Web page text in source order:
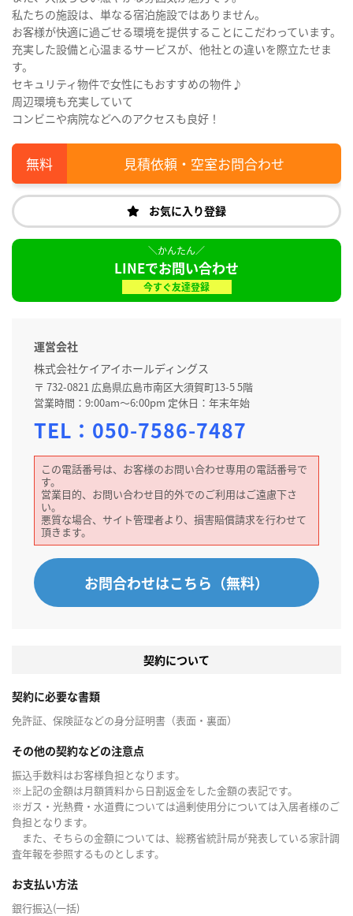
私たちの施設は、単なる宿泊施設ではありません。
お客様が快適に過ごせる環境を提供することにこだわっています。
充実した設備と心温まるサービスが、他社との違いを際立たせま
す。
セキュリティ物件で女性にもおすすめの物件♪
周辺環境も充実していて
コンビニや病院などへのアクセスも良好！
見積依頼・空室お問合わせ
お気に入り登録
LINEでお問い合わせ
今すぐ友達登録
運営会社
株式会社ケイアイホールディングス
〒 732-0821 広島県広島市南区大須賀町13-5 5階
営業時間：9:00am～6:00pm 定休日：年末年始
TEL： 050-7586-7487
この電話番号は、お客様のお問い合わせ専用の電話番号で
す。
営業目的、お問い合わせ目的外でのご利用はご遠慮下さ
い。
悪質な場合、サイト管理者より、損害賠償請求を行わせて
頂きます。
お問合わせはこちら（無料）
契約について
契約に必要な書類
免許証、保険証などの身分証明書（表面・裏面）
その他の契約などの注意点
振込手数料はお客様負担となります。
※上記の金額は月額賃料から日割返金をした金額の表記です。
※ガス・光熱費・水道費については過剰使用分については入居者様のご
負担となります。
また、そちらの金額については、総務省統計局が発表している家計調
査年報を参照するものとします。
お支払い方法
銀行振込(一括)